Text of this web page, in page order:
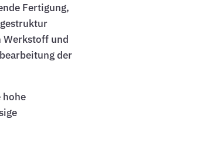
Fertigung,
Werkstoff und
der
hohe